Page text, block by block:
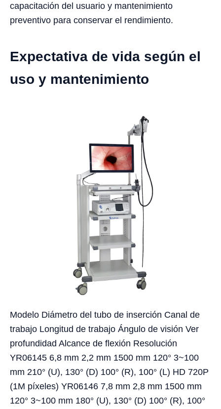
capacitación del usuario y mantenimiento
preventivo para conservar el rendimiento.
Expectativa de vida según el
uso y mantenimiento
Modelo Diámetro del tubo de inserción Canal de
trabajo Longitud de trabajo Ángulo de visión Ver
profundidad Alcance de flexión Resolución
YR06145 6,8 mm 2,2 mm 1500 mm 120° 3~100
mm 210° (U), 130° (D) 100° (R), 100° (L) HD 720P
(1M píxeles) YR06146 7,8 mm 2,8 mm 1500 mm
120° 3~100 mm 180° (U), 130° (D) 100° (R), 100°